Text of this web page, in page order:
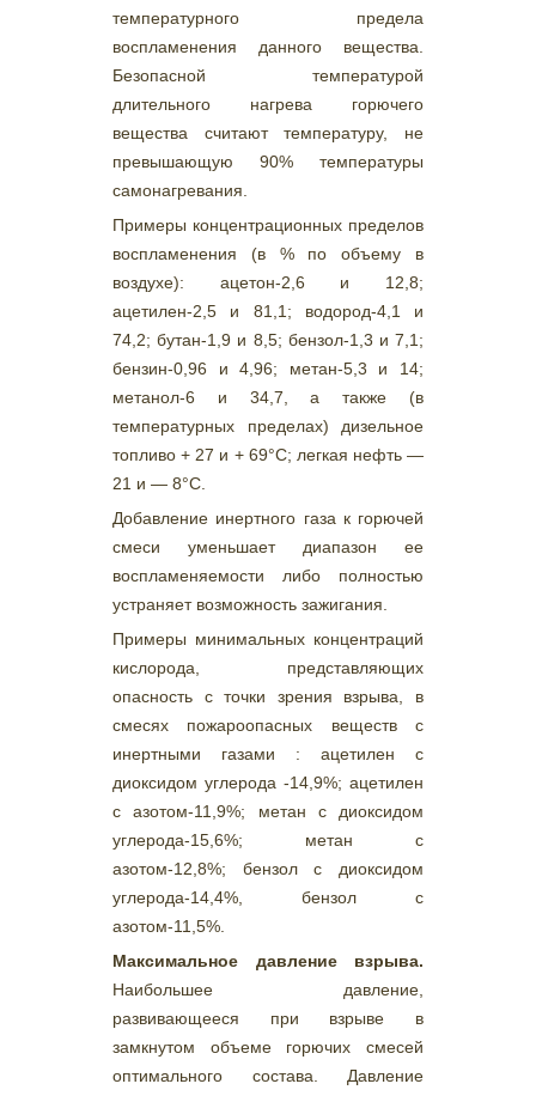
температурного предела
воспламенения данного вещества.
Безопасной температурой
длительного нагрева горючего
вещества считают температуру, не
превышающую 90% температуры
самонагревания.
Примеры концентрационных пределов
воспламенения (в % по объему в
воздухе): ацетон-2,6 и 12,8;
ацетилен-2,5 и 81,1; водород-4,1 и
74,2; бутан-1,9 и 8,5; бензол-1,3 и 7,1;
бензин-0,96 и 4,96; метан-5,3 и 14;
метанол-6 и 34,7, а также (в
температурных пределах) дизельное
топливо + 27 и + 69°С; легкая нефть —
21 и — 8°С.
Добавление инертного газа к горючей
смеси уменьшает диапазон ее
воспламеняемости либо полностью
устраняет возможность зажигания.
Примеры минимальных концентраций
кислорода, представляющих
опасность с точки зрения взрыва, в
смесях пожароопасных веществ с
инертными газами : ацетилен с
диоксидом углерода -14,9%; ацетилен
с азотом-11,9%; метан с диоксидом
углерода-15,6%; метан с
азотом-12,8%; бензол с диоксидом
углерода-14,4%, бензол с
азотом-11,5%.
Максимальное давление взрыва.
Наибольшее давление,
развивающееся при взрыве в
замкнутом объеме горючих смесей
оптимального состава. Давление